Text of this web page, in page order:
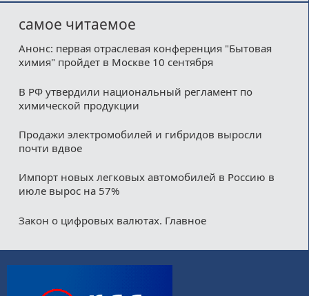
самое читаемое
Анонс: первая отраслевая конференция "Бытовая
химия" пройдет в Москве 10 сентября
В РФ утвердили национальный регламент по
химической продукции
Продажи электромобилей и гибридов выросли
почти вдвое
Импорт новых легковых автомобилей в Россию в
июле вырос на 57%
Закон о цифровых валютах. Главное